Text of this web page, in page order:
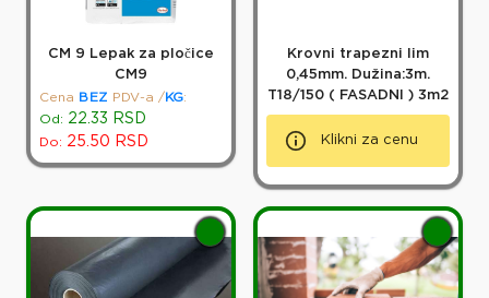
CM 9 Lepak za pločice
CM9
Cena
BEZ PDV-a / KG:
Od: 22.33 RSD
Do: 25.50 RSD
Krovni trapezni lim
0,45mm. Dužina:3m.
T18/150 ( FASADNI ) 3m2
Klikni za cenu